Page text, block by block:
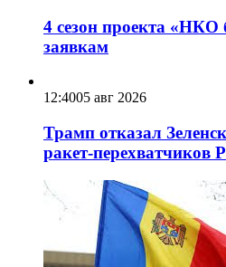
4 сезон проекта «НКО
заявкам
12:4005 авг 2026
Трамп отказал
ракет-перехватчиков